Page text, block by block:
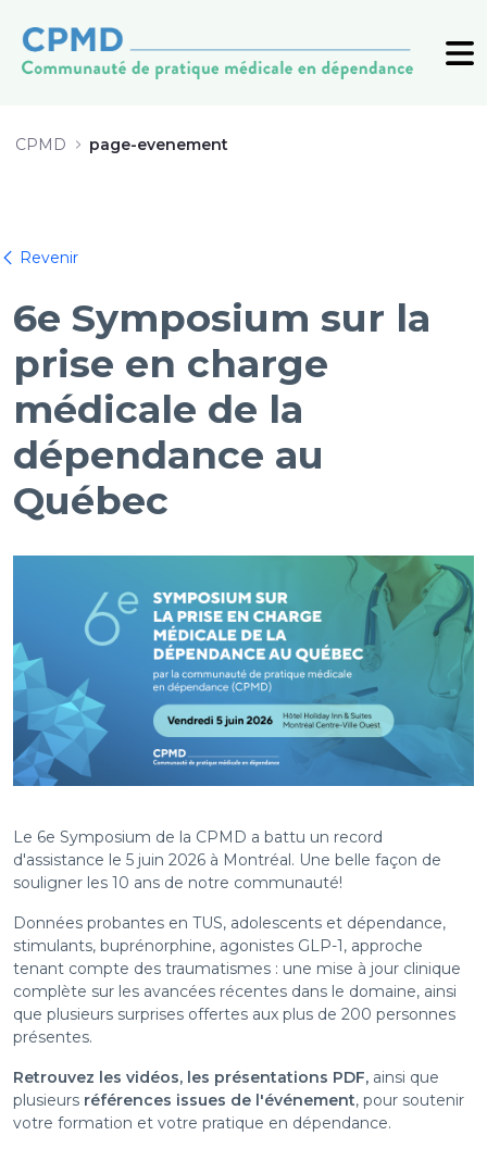
CPMD page-evenement
Revenir
6e Symposium sur la
prise en charge
médicale de la
dépendance au
Québec
Le 6e Symposium de la CPMD a battu un record
d'assistance le 5 juin 2026 à Montréal. Une belle façon de
souligner les 10 ans de notre communauté!
Données probantes en TUS, adolescents et dépendance,
stimulants, buprénorphine, agonistes GLP-1, approche
tenant compte des traumatismes : une mise à jour clinique
complète sur les avancées récentes dans le domaine, ainsi
que plusieurs surprises offertes aux plus de 200 personnes
présentes.
Retrouvez les vidéos, les présentations PDF, ainsi que
plusieurs références issues de l'événement, pour soutenir
votre formation et votre pratique en dépendance.